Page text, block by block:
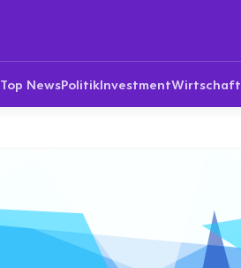
Top NewsPolitikInvestmentWirtschaft